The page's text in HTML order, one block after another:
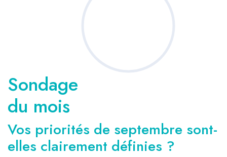
Sondage
du mois
Vos priorités de septembre sont-
elles clairement définies ?